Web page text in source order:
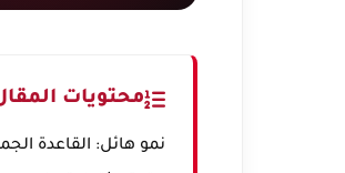
محتويات
نمو هائل: القاعدة